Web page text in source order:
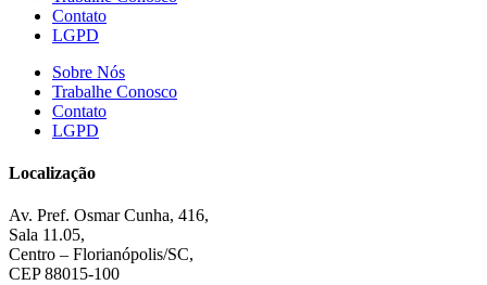
Contato
LGPD
Sobre Nós
Trabalhe Conosco
Contato
LGPD
Localização
Av. Pref. Osmar Cunha, 416,
Sala 11.05,
Centro – Florianópolis/SC,
CEP 88015-100